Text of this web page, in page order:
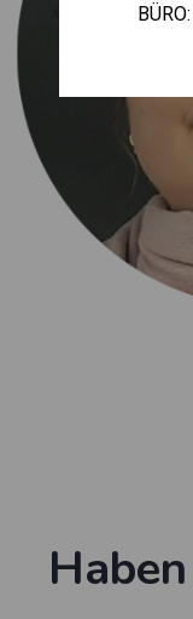
BÜRO: